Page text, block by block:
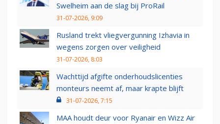
Swelheim aan de slag bij ProRail
31-07-2026, 9:09
Rusland trekt vliegvergunning Izhavia in
wegens zorgen over veiligheid
31-07-2026, 8:03
Wachttijd afgifte onderhoudslicenties
monteurs neemt af, maar krapte blijft
31-07-2026, 7:15
MAA houdt deur voor Ryanair en Wizz Air